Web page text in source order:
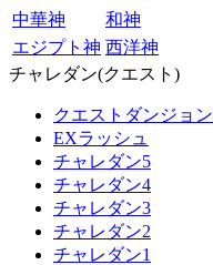
中華神
和神
エジプト神 西洋神
チャレダン(クエスト)
クエストダンジョ
EXラッシュ
チャレダン5
チャレダン4
チャレダン3
チャレダン2
チャレダン1